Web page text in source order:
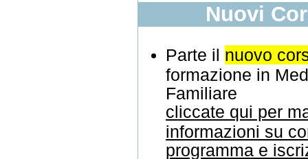
Nuovi
Parte il nuovo
formazione in
Familiare
cliccate qui per
informazioni su
programma e